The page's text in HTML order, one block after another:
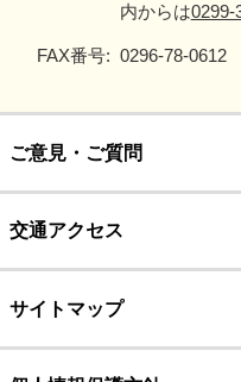
内からは0299-
FAX番号: 0296-78-0612
ご意見・ご質問
交通アクセス
サイトマップ